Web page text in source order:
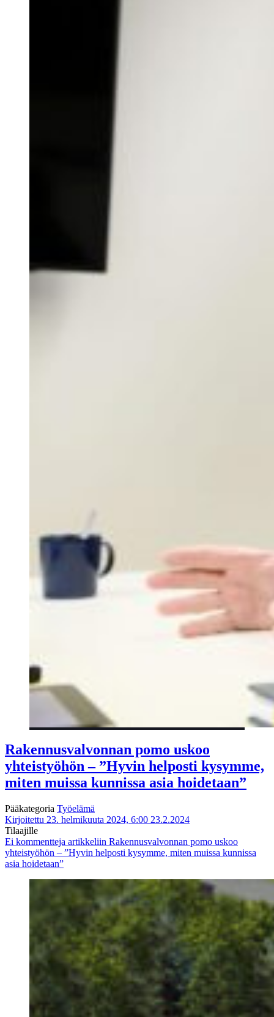
Rakennusvalvonnan pomo uskoo
yhteistyöhön – ”Hyvin helposti kysymme,
miten muissa kunnissa asia hoidetaan”
Pääkategoria Työelämä
Kirjoitettu 23. helmikuuta 2024, 6:00 23.2.2024
Tilaajille
Ei kommentteja artikkeliin Rakennusvalvonnan pomo uskoo
yhteistyöhön – ”Hyvin helposti kysymme, miten muissa kunnissa
asia hoidetaan”